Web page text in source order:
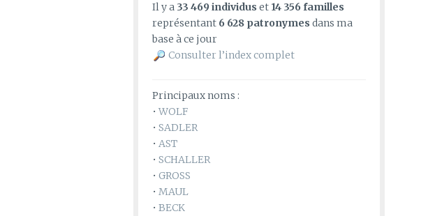
Il y a 33 469 individus et 14 356 familles
représentant 6 628 patronymes dans ma
base à ce jour
Consulter l’index complet
Principaux noms :
• WOLF
• SADLER
• AST
• SCHALLER
• GROSS
• MAUL
• BECK